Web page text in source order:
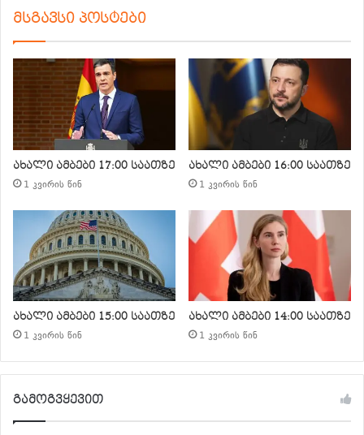
მსგავსი პოსტები
ახალი ამბები 17:00 საათზე
1 კვირის წინ
ახალი ამბები 16:00 საათზე
1 კვირის წინ
ახალი ამბები 15:00 საათზე
1 კვირის წინ
ახალი ამბები 14:00 საათზე
1 კვირის წინ
გამოგვყევით